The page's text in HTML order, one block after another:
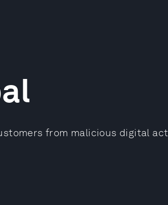
from malicious digital